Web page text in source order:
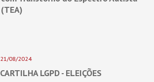
(TEA)
21/08/2024
CARTILHA LGPD - ELEIÇÕES